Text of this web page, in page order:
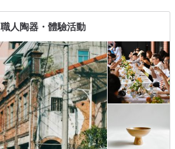
職人陶器・體驗活動